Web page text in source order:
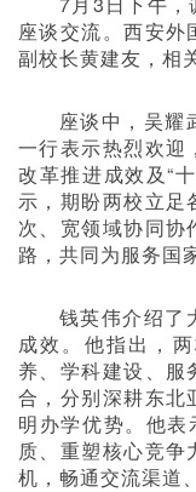
座谈交流。西安外
副校长黄建友，相
座谈中，吴耀
一行表示热烈欢迎
改革推进成效及“
示，期盼两校立足
次、宽领域协同协
路，共同为服务国
钱英伟介绍了
成效。他指出，
养、学科建设、服
合，分别深耕东北
明办学优势。他表
质、重塑核心竞
机，畅通交流渠道